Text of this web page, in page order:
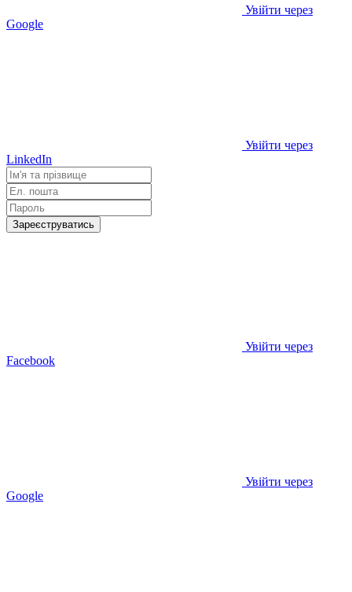
Увійти через
Google
Увійти через
LinkedIn
Зареєструватись
Увійти через
Facebook
Увійти через
Google